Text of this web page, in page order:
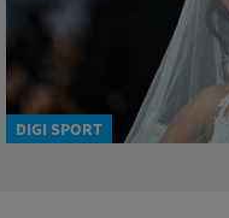
DIGI SPORT